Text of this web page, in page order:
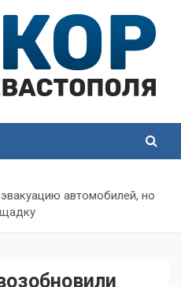
автомобилей, но